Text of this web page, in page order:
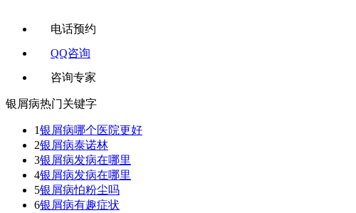
电话预约
QQ咨询
咨询专家
银屑病热门关键字
1银屑病哪个医院更好
2银屑病泰诺林
3银屑病发病在哪里
4银屑病发病在哪里
5银屑病怕粉尘吗
6银屑病有趣症状